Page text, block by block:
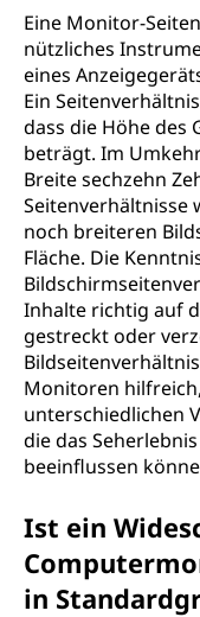
Eine Monitor-
nützliches
eines
Ein
dass die Höhe des
beträgt. Im
Breite sechzehn
Seitenverhältnisse
noch breiteren
Fläche. Die
Inhalte richtig auf
gestreckt oder
Monitoren
unterschiedlichen
die das
beeinflussen
Ist ein
in